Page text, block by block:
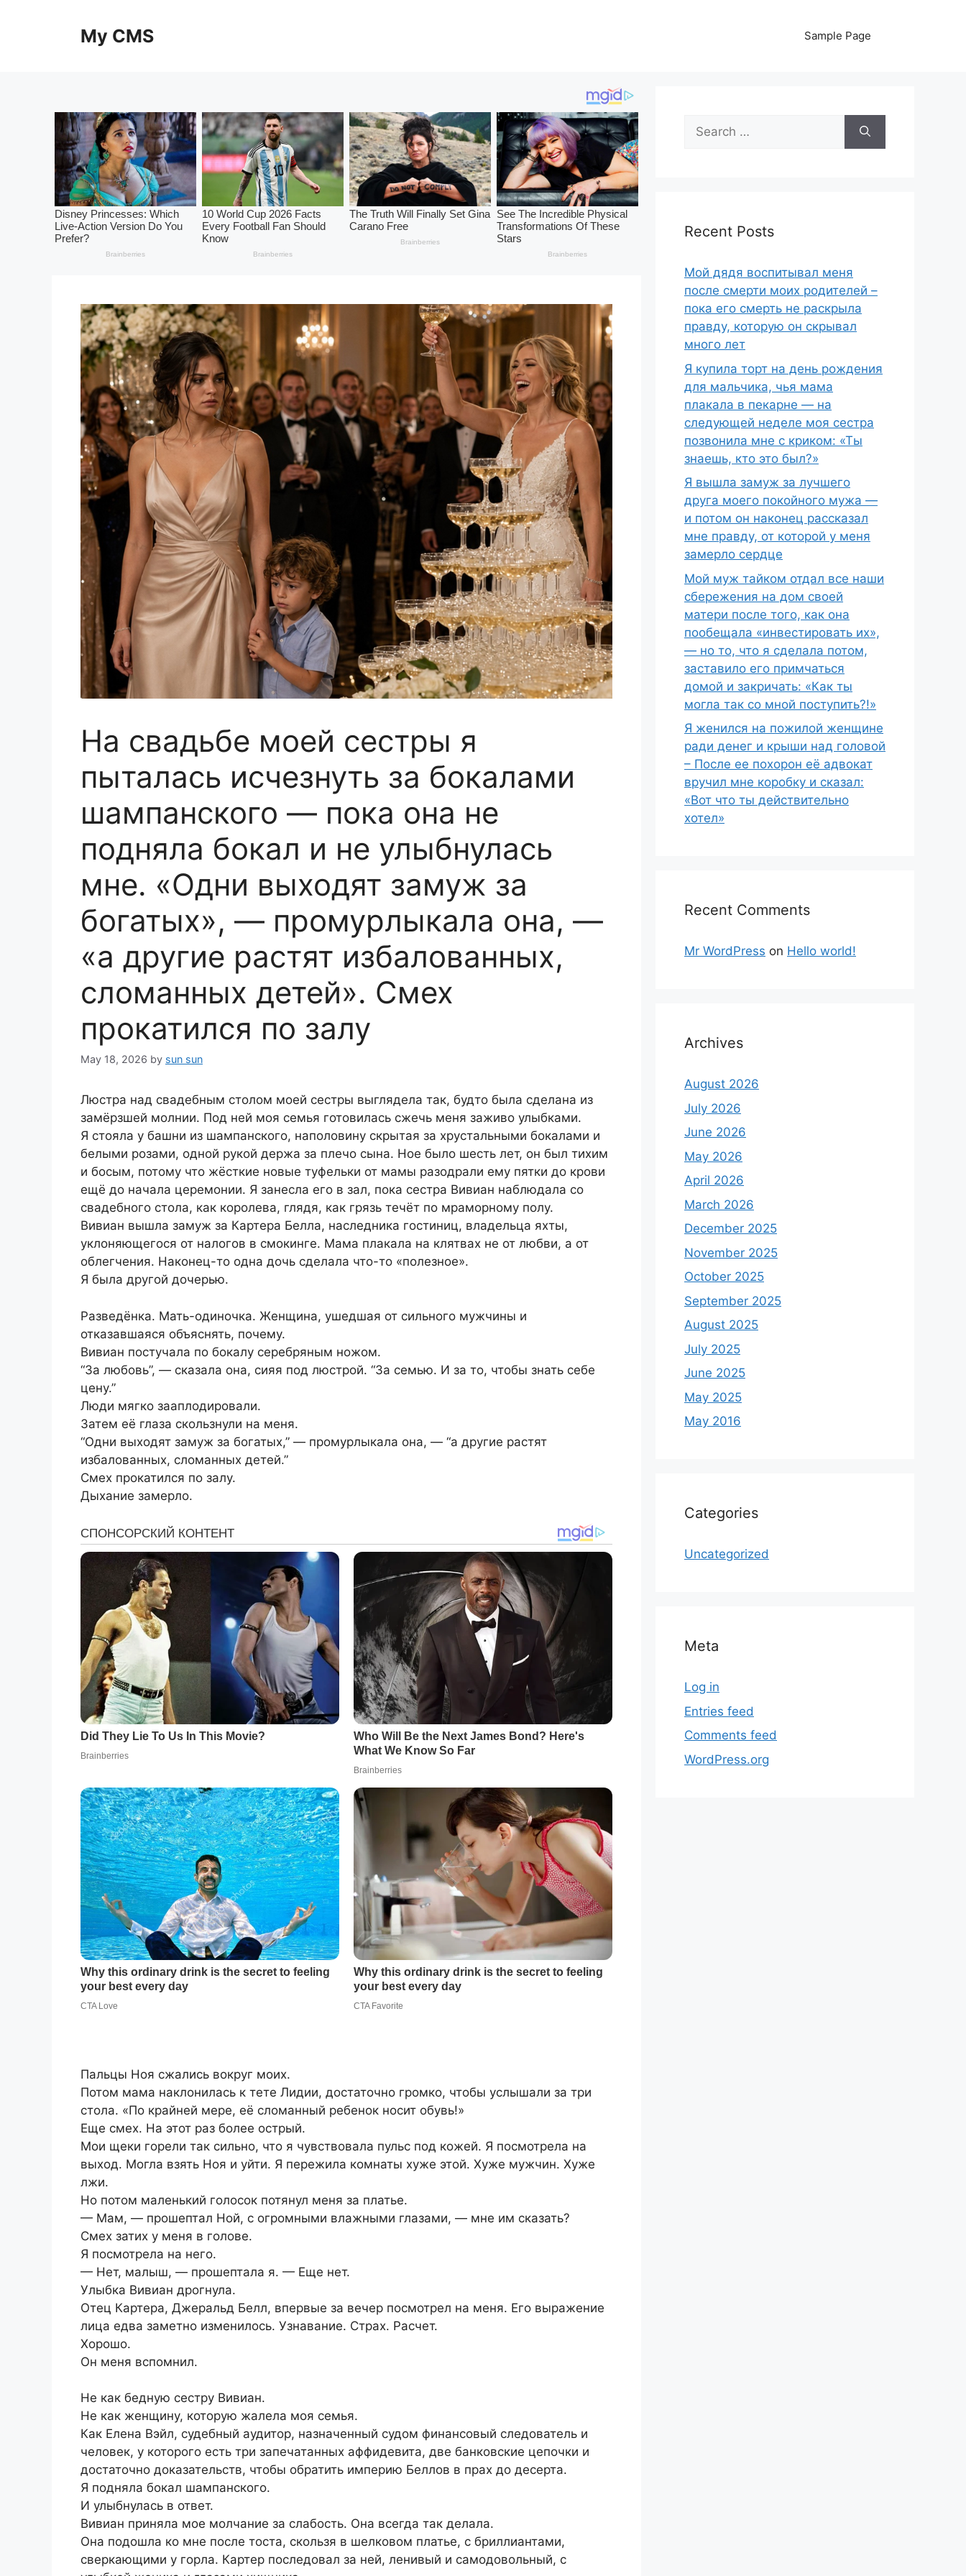
My CMS Sample Page
На свадьбе моей сестры я
пыталась исчезнуть за бокалами
шампанского — пока она не
подняла бокал и не улыбнулась
мне. «Одни выходят замуж за
богатых», — промурлыкала она, —
«а другие растят избалованных,
сломанных детей». Смех
прокатился по залу
May 18, 2026 by sun sun
Люстра над свадебным столом моей сестры выглядела так, будто была сделана из
замёрзшей молнии. Под ней моя семья готовилась сжечь меня заживо улыбками.
Я стояла у башни из шампанского, наполовину скрытая за хрустальными бокалами и
белыми розами, одной рукой держа за плечо сына. Ное было шесть лет, он был тихим
и босым, потому что жёсткие новые туфельки от мамы разодрали ему пятки до крови
ещё до начала церемонии. Я занесла его в зал, пока сестра Вивиан наблюдала со
свадебного стола, как королева, глядя, как грязь течёт по мраморному полу.
Вивиан вышла замуж за Картера Белла, наследника гостиниц, владельца яхты,
уклоняющегося от налогов в смокинге. Мама плакала на клятвах не от любви, а от
облегчения. Наконец-то одна дочь сделала что-то «полезное».
Я была другой дочерью.
Разведёнка. Мать-одиночка. Женщина, ушедшая от сильного мужчины и
отказавшаяся объяснять, почему.
Вивиан постучала по бокалу серебряным ножом.
“За любовь”, — сказала она, сияя под люстрой. “За семью. И за то, чтобы знать себе
цену.”
Люди мягко зааплодировали.
Затем её глаза скользнули на меня.
“Одни выходят замуж за богатых,” — промурлыкала она, — “а другие растят
избалованных, сломанных детей.”
Смех прокатился по залу.
Дыхание замерло.
Пальцы Ноя сжались вокруг моих.
Потом мама наклонилась к тете Лидии, достаточно громко, чтобы услышали за три
стола. «По крайней мере, её сломанный ребенок носит обувь!»
Еще смех. На этот раз более острый.
Мои щеки горели так сильно, что я чувствовала пульс под кожей. Я посмотрела на
выход. Могла взять Ноя и уйти. Я пережила комнаты хуже этой. Хуже мужчин. Хуже
лжи.
Но потом маленький голосок потянул меня за платье.
— Мам, — прошептал Ной, с огромными влажными глазами, — мне им сказать?
Смех затих у меня в голове.
Я посмотрела на него.
— Нет, малыш, — прошептала я. — Еще нет.
Улыбка Вивиан дрогнула.
Отец Картера, Джеральд Белл, впервые за вечер посмотрел на меня. Его выражение
лица едва заметно изменилось. Узнавание. Страх. Расчет.
Хорошо.
Он меня вспомнил.
Не как бедную сестру Вивиан.
Не как женщину, которую жалела моя семья.
Как Елена Вэйл, судебный аудитор, назначенный судом финансовый следователь и
человек, у которого есть три запечатанных аффидевита, две банковские цепочки и
достаточно доказательств, чтобы обратить империю Беллов в прах до десерта.
Я подняла бокал шампанского.
И улыбнулась в ответ.
Вивиан приняла мое молчание за слабость. Она всегда так делала.
Она подошла ко мне после тоста, скользя в шелковом платье, с бриллиантами,
сверкающими у горла. Картер последовал за ней, ленивый и самодовольный, с
Search
for:
Recent Posts
Мой дядя воспитывал меня
после смерти моих родителей –
пока его смерть не раскрыла
правду, которую он скрывал
много лет
Я купила торт на день рождения
для мальчика, чья мама
плакала в пекарне — на
следующей неделе моя сестра
позвонила мне с криком: «Ты
знаешь, кто это был?»
Я вышла замуж за лучшего
друга моего покойного мужа —
и потом он наконец рассказал
мне правду, от которой у меня
замерло сердце
Мой муж тайком отдал все наши
сбережения на дом своей
матери после того, как она
пообещала «инвестировать их»,
— но то, что я сделала потом,
заставило его примчаться
домой и закричать: «Как ты
могла так со мной поступить?!»
Я женился на пожилой женщине
ради денег и крыши над головой
– После ее похорон её адвокат
вручил мне коробку и сказал:
«Вот что ты действительно
хотел»
Recent Comments
Mr WordPress on Hello world!
Archives
August 2026
July 2026
June 2026
May 2026
April 2026
March 2026
December 2025
November 2025
October 2025
September 2025
August 2025
July 2025
June 2025
May 2025
May 2016
Categories
Uncategorized
Meta
Log in
Entries feed
Comments feed
WordPress.org